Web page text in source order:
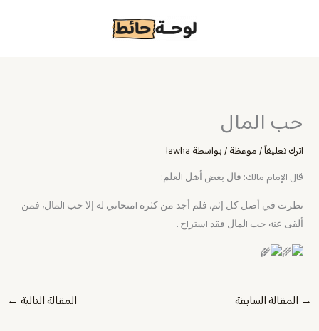
حب المال
اترك تعليقاً/موعظة/ بواسطة lawha
قال الإمام مالك: ﻗﺎﻝ ﺑﻌﺾ ﺃﻫﻞ اﻟﻌﻠﻢ:
ﻧﻈﺮﺕ ﻓﻲ ﺃﺻﻞ ﻛﻞ ﺇﺛﻢ، ﻓﻠﻢ ﺃﺟﺪ ﻣﻦ ﻛﺜﺮﺓ اﻣﺘﺤﺎﻧﻲ ﻟﻪ ﺇﻻ ﺣﺐ اﻟﻤﺎﻝ، ﻓﻤﻦ
ﺃﻟﻘﻰ ﻋﻨﻪ ﺣﺐ اﻟﻤﺎﻝ ﻓﻘﺪ اﺳﺘﺮاﺡ .
→ المقالة السابقة المقالة التالية ←